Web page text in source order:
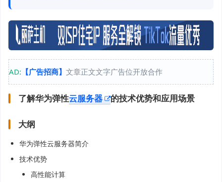
AD: 【广告招商】 文章正文文字广告位开放合作
了解华为弹性云服务器 的技术优势和应用场景
大纲
华为弹性云服务器简介
技术优势
高性能计算